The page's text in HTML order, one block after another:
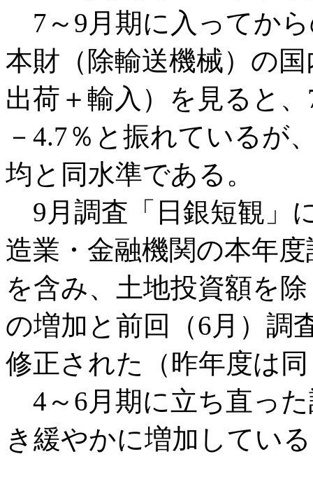
7～9月期に入ってか
本財（除輸送機械）の
出荷＋輸入）を見ると
－4.7％と振れているが
均と同水準である。
9月調査「日銀短観」
造業・金融機関の本年
を含み、土地投資額を
の増加と前回（6月）調
修正された（昨年度は
4～6月期に立ち直っ
き緩やかに増加してい